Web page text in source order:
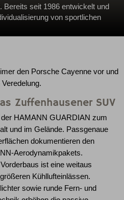
Bereits seit 1986 entwickelt und
von sportlichen
den Porsche Cayenne vor und
Zuffenhausener SUV
HAMANN GUARDIAN zum
und im Gelände. Passgenaue
dokumentieren den
Aerodynamikpakets.
ist eine weitaus
Kühllufteinlässen.
sowie runde Fern- und